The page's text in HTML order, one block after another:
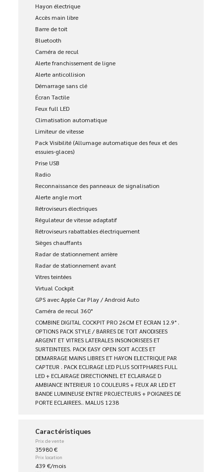
Hayon électrique
Accès main libre
Barre de toit
Bluetooth
Caméra de recul
Alerte franchissement de ligne
Alerte anticollision
Démarrage sans clé
Écran Tactile
Feux full LED
Climatisation automatique
Limiteur de vitesse
Pack Visibilité (Allumage automatique des feux et des
essuies-glaces)
Prise USB
Radio
Reconnaissance des panneaux de signalisation
Alerte angle mort
Rétroviseurs électriques
Régulateur de vitesse adaptatif
Rétroviseurs rabattables électriquement
Sièges chauffants
Radar de stationnement arrière
Radar de stationnement avant
Vitres teintées
Virtual Cockpit
GPS avec Apple Car Play / Android Auto
Caméra de recul 360°
COMBINE DIGITAL COCKPIT PRO 26CM ET ECRAN 12.9° .
OPTIONS PACK STYLE / BARRES DE TOIT ANODISEES
ARGENT ET VITRES LATERALES INSONORISEES ET
SURTEINTEES. PACK EASY OPEN SOIT ACCES ET
DEMARRAGE MAINS LIBRES ET HAYON ELECTRIQUE PAR
CAPTEUR . PACK ECLIRAGE LED PLUS SOITPHARES FULL
LED + ECLAIRAGE DIRECTIONNEL ET ECLAIRAGE D
AMBIANCE INTERIEUR 10 COULEURS + FEUX AR LED ET
BANDE LUMINEUSE ENTRE PROJECTEURS + POIGNEES DE
PORTE ECLAIREES.. MALUS 1238
Caractéristiques
Prix de vente
35980 €
Prix location
439 €/mois